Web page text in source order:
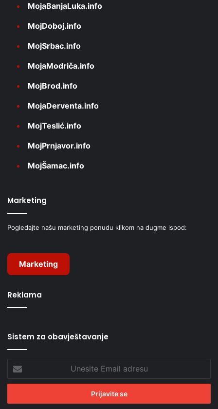
MojaBanjaLuka.info
MojDoboj.info
MojSrbac.info
MojaModriča.info
MojBrod.info
MojaDerventa.info
MojTeslić.info
MojPrnjavor.info
MojŠamac.info
Marketing
Pogledajte našu marketing ponudu klikom na dugme ispod:
Marketing
Reklama
Sistem za obavještavanje
Email
adresu